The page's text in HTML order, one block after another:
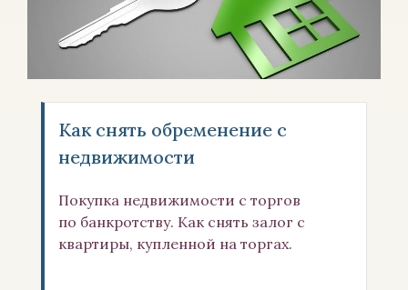
Как снять обременение с
недвижимости
Покупка недвижимости с торгов
по банкротству. Как снять залог с
квартиры, купленной на торгах.